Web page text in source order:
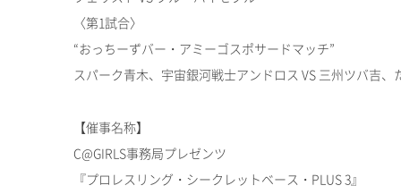
〈第1試合〉
“おっちーずバー・アミーゴスポサードマッチ”
スパーク青木、宇宙銀河戦士アンドロス VS 三州ツバ吉、
【催事名称】
C@GIRLS事務局プレゼンツ
『プロレスリング・シークレットベース・PLUS 3』